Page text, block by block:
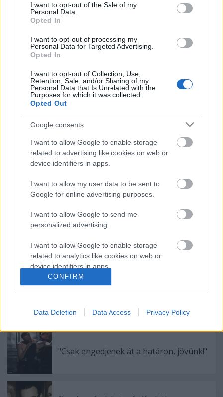
consent section.
I want to opt-out of the Sale of my
Personal Data.
Opted In
I want to opt-out of processing my
Personal Data for Targeted Advertising.
Opted In
I want to opt-out of Collection, Use,
Retention, Sale, and/or Sharing of my
Personal Data that Is Unrelated with the
Purposes for which it was collected.
Opted Out
Google consents
I want to allow Google to enable storage
related to advertising like cookies on web or
device identifiers in apps.
I want to allow my user data to be sent to
Google for online advertising purposes.
I want to allow Google to send me
personalized advertising.
I want to allow Google to enable storage
related to analytics like cookies on web or
device identifiers in apps.
I want to allow Google to enable storage
I want to allow Google to enable storage
I want to allow Google to enable storage
user protection.
CONFIRM
Data Deletion Data Access Privacy Policy
Jegyek kaphatók:
- információ: 345-8020
- a www.interticket.hu oldalon
- az előadás előtt a helyszínen egy órával
Az előadásokról bővebb információért kattintson az
alábbi képre!
Ajánlott bejegyzések:
Nagy sikerrel zárult a Veszprémi Petőfi
Színház érzékenyítő fesztiválja
"Csak engedjenek át a határon, jövünk!"